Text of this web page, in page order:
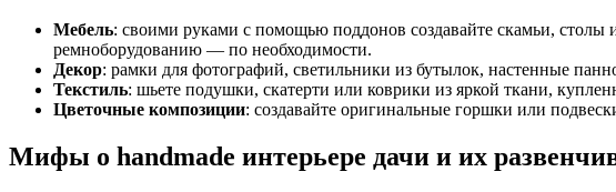
Мебель: своими руками с помощью поддонов создавайте скамьи,
ремноборудованию — по необходимости.
Декор: рамки для фотографий, светильники из бутылок, настенные
Текстиль: шьете подушки, скатерти или коврики из яркой ткани,
Цветочные композиции: создавайте оригинальные горшки или
Мифы о handmade интерьере дачи и их